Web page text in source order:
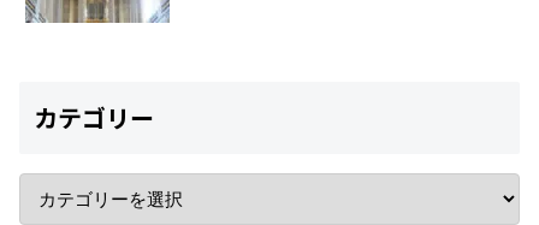
カテゴリー